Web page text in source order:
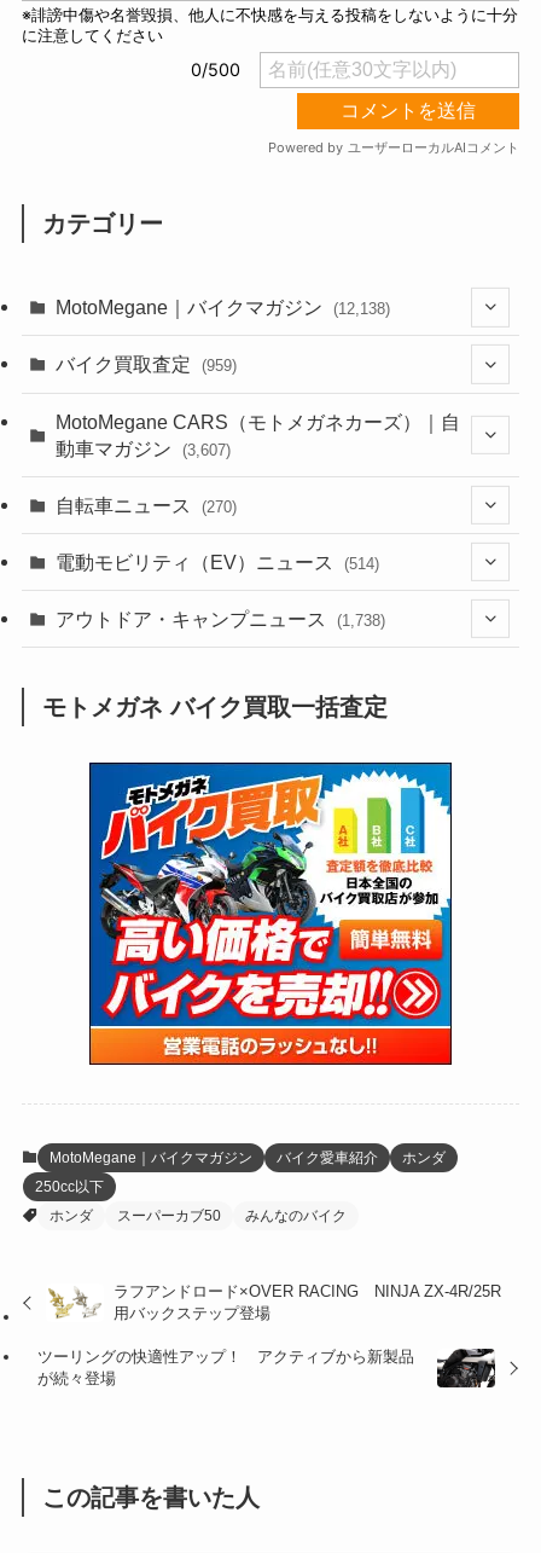
カテゴリー
MotoMegane｜バイクマガジン (12,138)
(44)
(1,243)
(639)
(118)
(60)
(31)
(51)
(34)
(5)
(12)
(64)
(109)
(252)
(38)
(24)
(16)
(25)
(24)
(47)
(15)
(5)
(249)
(64)
(16)
(62)
(4)
(6)
(17)
(5)
(306)
(6,958)
(2,474)
(249)
(1,226)
(12)
(131)
(38)
(131)
(167)
(85)
(21)
(61)
(171)
(98)
(13)
(60)
(274)
(171)
(38)
(47)
(59)
(47)
(66)
(16)
(141)
(255)
(204)
(1,142)
(166)
(23)
(33)
(34)
(35)
(41)
(415)
(16)
バイク買取査定 (959)
(352)
MotoMegane CARS（モトメガネカーズ）｜自
動車マガジン
(3,607)
(186)
(137)
(74)
(2,744)
(126)
(170)
自転車ニュース (270)
(54)
(211)
電動モビリティ（EV）ニュース (514)
(132)
(171)
(118)
(27)
アウトドア・キャンプニュース (1,738)
(1,605)
(147)
(13)
(19)
(12)
(16)
(16)
モトメガネ バイク買取一括査定
MotoMegane｜バイクマガジン バイク愛車紹介
ホンダ
250cc以下
ホンダ
スーパーカブ50 みんなのバイク
ラフアンドロード×OVER RACING NINJA ZX-4R/25R
用バックステップ登場
ツーリングの快適性アップ！ アクティブから新製品
が続々登場
この記事を書いた人